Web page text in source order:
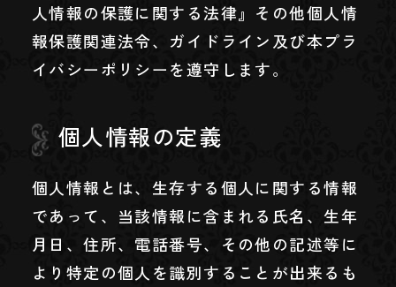
人情報の保護に関する法律』その他個人情
報保護関連法令、ガイドライン及び本プラ
イバシーポリシーを遵守します。
個人情報の定義
個人情報とは、生存する個人に関する情報
であって、当該情報に含まれる氏名、生年
月日、住所、電話番号、その他の記述等に
より特定の個人を識別することが出来るも